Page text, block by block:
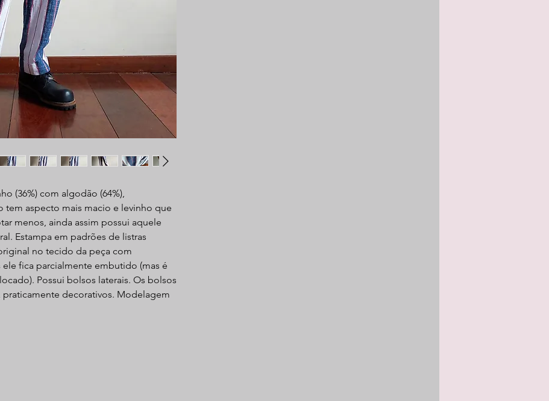
(36%) com algodão (64%),
aspecto mais macio e levinho que
menos, ainda assim possui aquele
Estampa em padrões de listras
no tecido da peça com
fica parcialmente embutido (mas é
Possui bolsos laterais. Os bolsos
decorativos. Modelagem